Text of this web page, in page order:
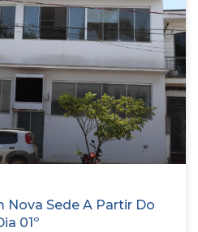
Nova Sede A Partir Do
01º